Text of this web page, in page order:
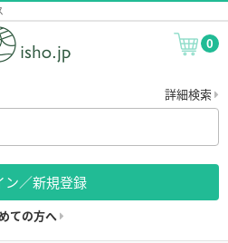
0
詳細検索
ン／新規登録
ての方へ